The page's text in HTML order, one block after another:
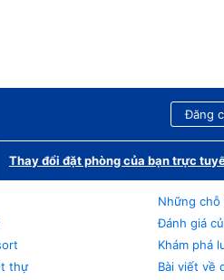
Đăng
Thay đổi đặt phòng của bạn trực
thự
Những chỗ
Đánh giá
Khám phá
Bài viết về